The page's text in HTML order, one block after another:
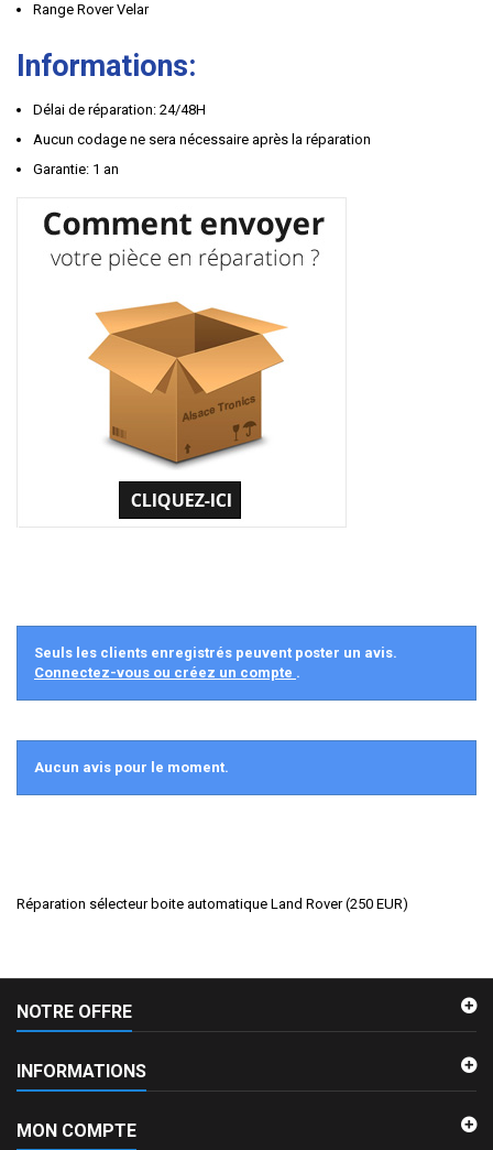
Range Rover Velar
Informations:
Délai de réparation: 24/48H
Aucun codage ne sera nécessaire après la réparation
Garantie: 1 an
Seuls les clients enregistrés peuvent poster un avis.
Connectez-vous ou créez un compte .
Aucun avis pour le moment.
Réparation sélecteur boite automatique Land Rover (250 EUR)
NOTRE OFFRE
INFORMATIONS
MON COMPTE